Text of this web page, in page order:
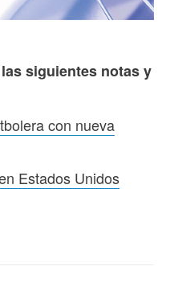
siguientes notas y
con nueva
Estados Unidos